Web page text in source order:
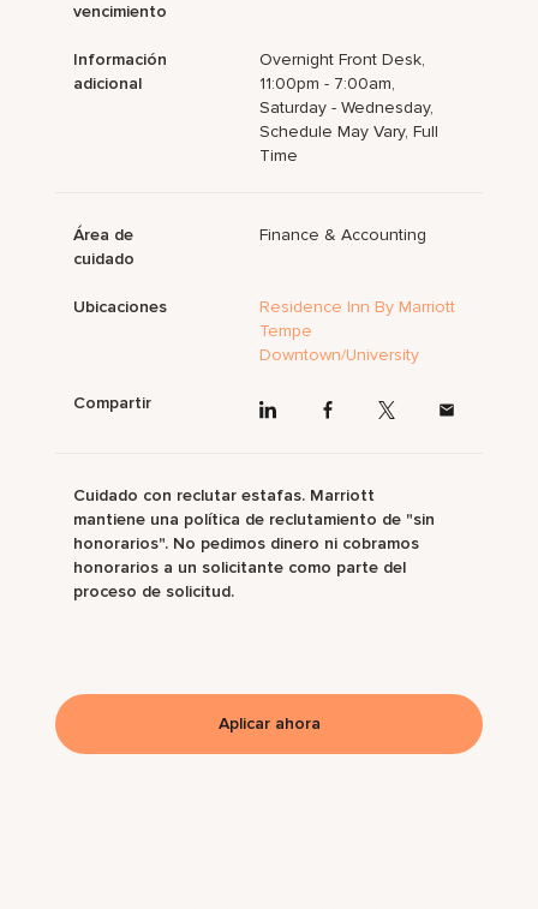
vencimiento
Información
adicional
Overnight Front Desk,
11:00pm - 7:00am,
Saturday - Wednesday,
Schedule May Vary, Full
Time
Área de
cuidado
Finance & Accounting
Ubicaciones
Residence Inn By Marriott
Tempe
Downtown/University
Compartir
Cuidado con reclutar estafas. Marriott
mantiene una política de reclutamiento de "sin
honorarios". No pedimos dinero ni cobramos
honorarios a un solicitante como parte del
proceso de solicitud.
Aplicar ahora